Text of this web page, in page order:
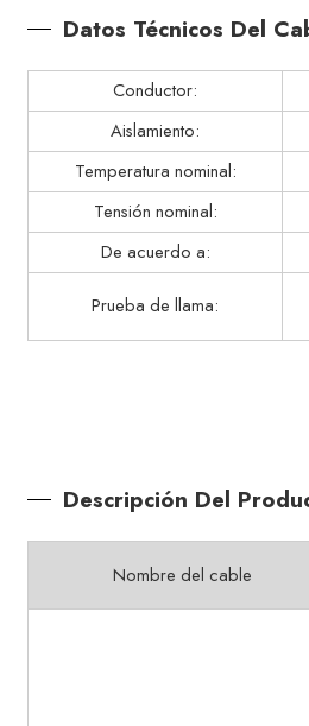
Datos Técnicos Del
Conductor:
Aislamiento:
Temperatura nominal:
Tensión nominal:
De acuerdo a:
Prueba de llama:
Descripción Del
Nombre del cable